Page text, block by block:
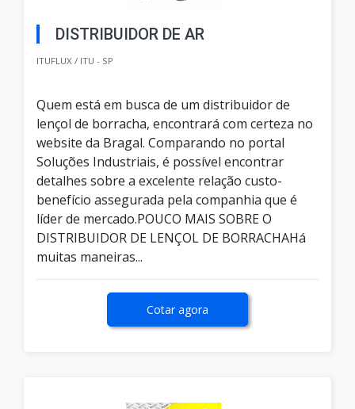
DISTRIBUIDOR DE AR
ITUFLUX / ITU - SP
Quem está em busca de um distribuidor de
lençol de borracha, encontrará com certeza no
website da Bragal. Comparando no portal
Soluções Industriais, é possível encontrar
detalhes sobre a excelente relação custo-
benefício assegurada pela companhia que é
líder de mercado.POUCO MAIS SOBRE O
DISTRIBUIDOR DE LENÇOL DE BORRACHAHá
muitas maneiras...
Cotar agora